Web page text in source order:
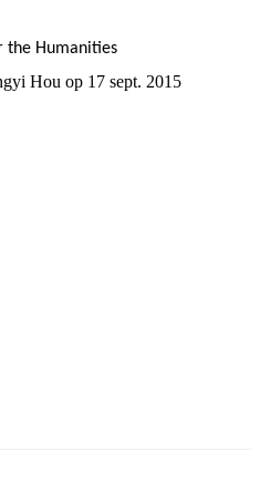
the Humanities
Hou op 17 sept. 2015